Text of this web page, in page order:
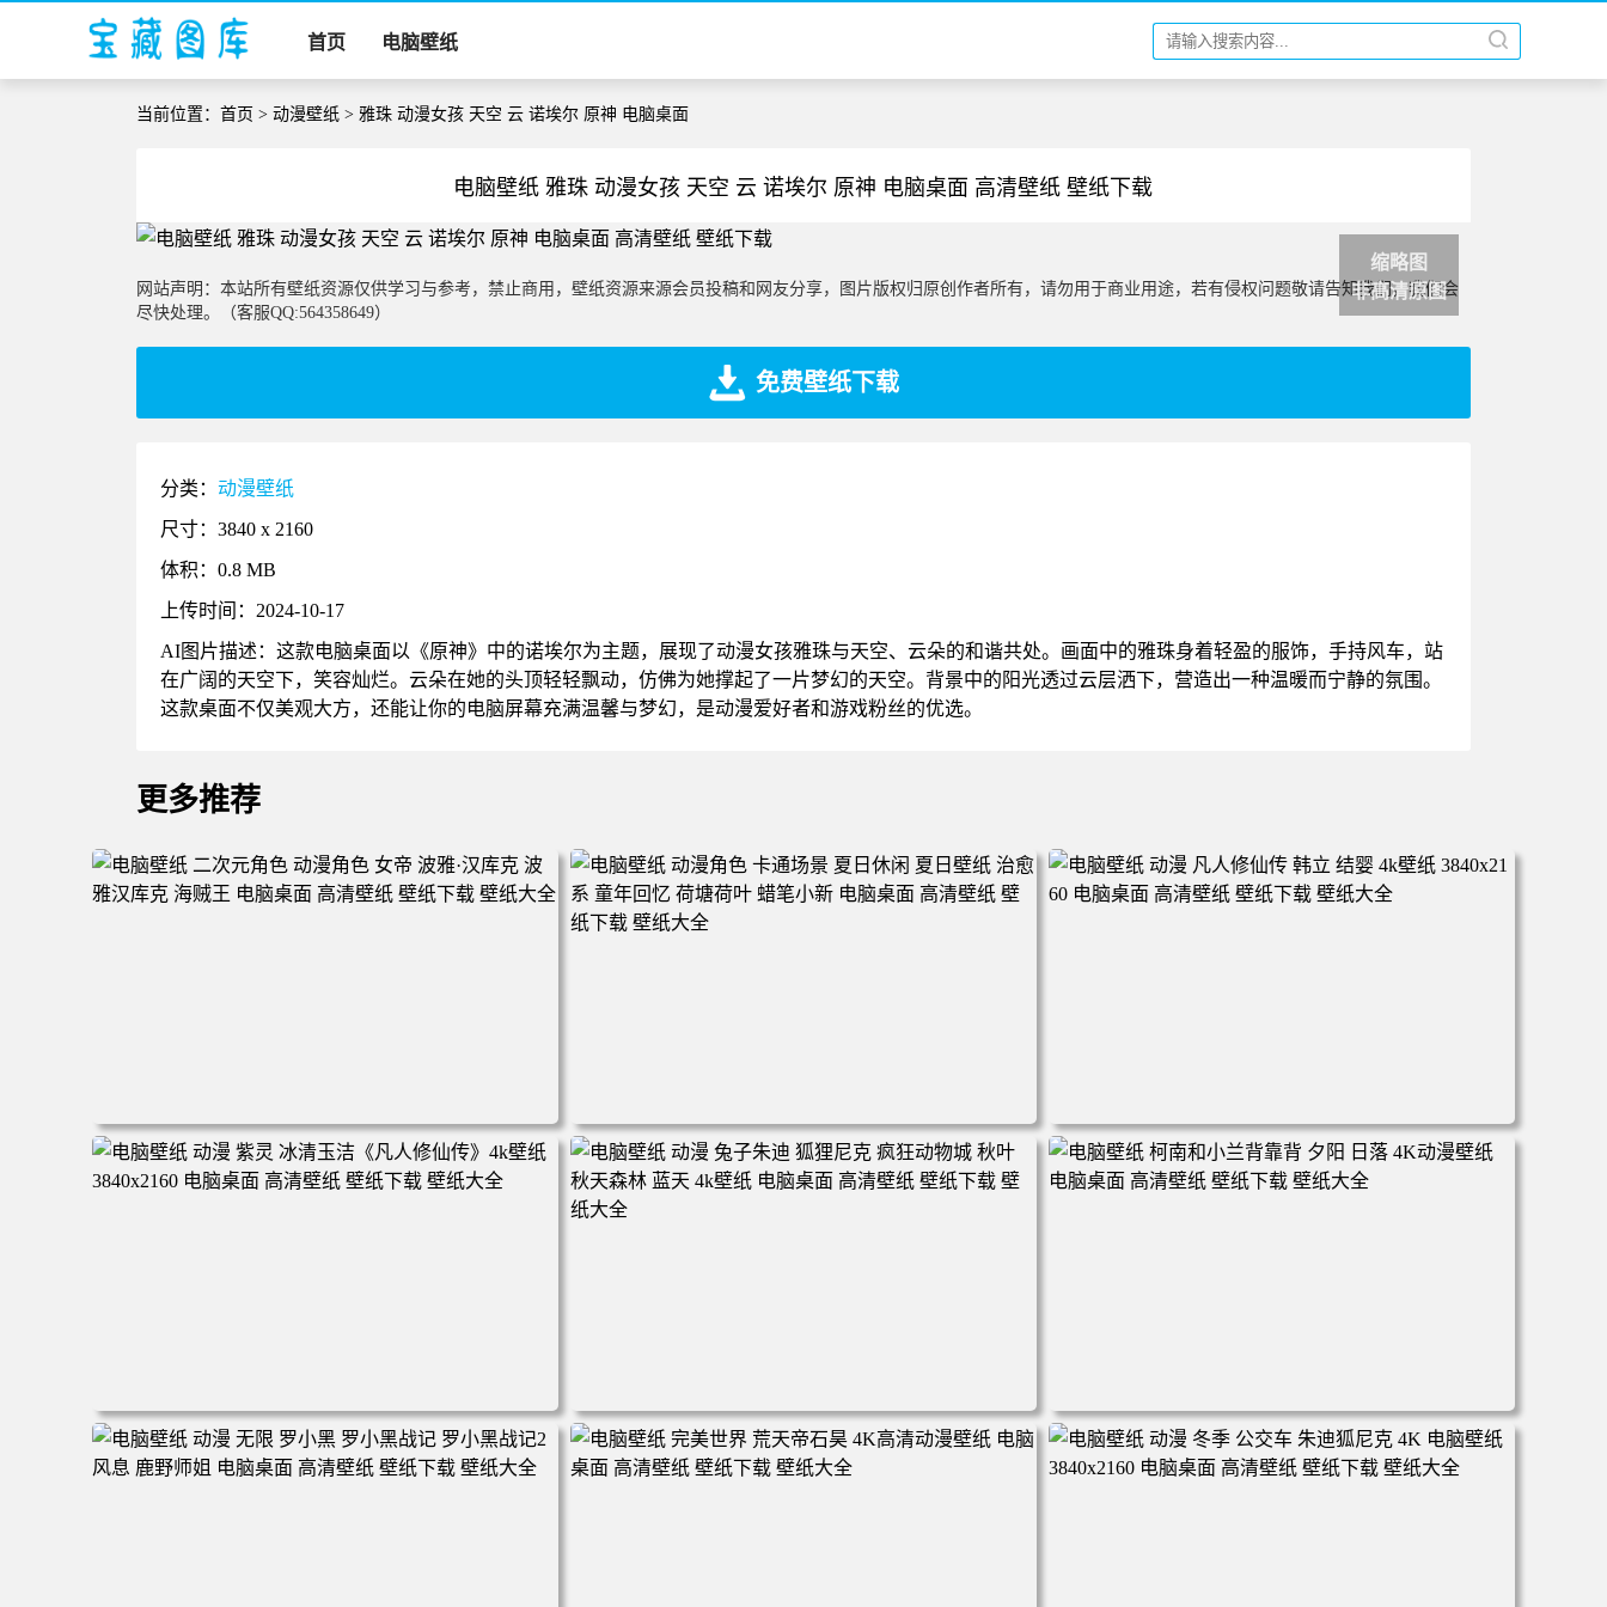
首页 电脑壁纸
当前位置：首页 >动漫壁纸 > 雅珠 动漫女孩 天空 云 诺埃尔 原神 电脑桌面
电脑壁纸 雅珠 动漫女孩 天空 云 诺埃尔 原神 电脑桌面 高清壁纸 壁纸下载
缩略图
非高清原图
网站声明：本站所有壁纸资源仅供学习与参考，禁止商用，壁纸资源来源会员投稿和网友分享，图片版权归原创作者所有，请勿用于商业用途，若有侵权问题敬请告知我们，我们会
尽快处理。（客服QQ:564358649）
免费壁纸下载
分类：动漫壁纸
尺寸：3840 x 2160
体积：0.8 MB
上传时间：2024-10-17
AI图片描述：这款电脑桌面以《原神》中的诺埃尔为主题，展现了动漫女孩雅珠与天空、云朵的和谐共处。画面中的雅珠身着轻盈的服饰，手持风车，站
在广阔的天空下，笑容灿烂。云朵在她的头顶轻轻飘动，仿佛为她撑起了一片梦幻的天空。背景中的阳光透过云层洒下，营造出一种温暖而宁静的氛围。
这款桌面不仅美观大方，还能让你的电脑屏幕充满温馨与梦幻，是动漫爱好者和游戏粉丝的优选。
更多推荐
电脑壁纸 二次元角色 动漫角色 女帝 波雅·汉库克 波雅汉库
克 海贼王 电脑桌面 高清壁纸 壁纸下载 壁纸大全
电脑壁纸 动漫角色 卡通场景 夏日休闲 夏日壁纸 治愈系 童
年回忆 荷塘荷叶 蜡笔小新 电脑桌面 高清壁纸 壁纸下载 壁
纸大全
电脑壁纸 动漫 凡人修仙传 韩立 结婴 4k壁纸 3840x2160 电
脑桌面 高清壁纸 壁纸下载 壁纸大全
电脑壁纸 动漫 紫灵 冰清玉洁《凡人修仙传》4k壁纸 3840x2
160 电脑桌面 高清壁纸 壁纸下载 壁纸大全
电脑壁纸 动漫 兔子朱迪 狐狸尼克 疯狂动物城 秋叶 秋天森
林 蓝天 4k壁纸 电脑桌面 高清壁纸 壁纸下载 壁纸大全
电脑壁纸 柯南和小兰背靠背 夕阳 日落 4K动漫壁纸 电脑桌
面 高清壁纸 壁纸下载 壁纸大全